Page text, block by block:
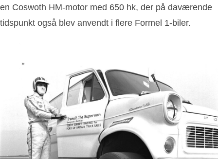
en Coswoth HM-motor med 650 hk, der på daværende
tidspunkt også blev anvendt i flere Formel 1-biler.